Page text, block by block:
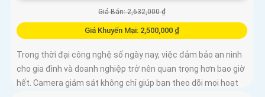
Giá Bán: 2,632,000 ₫
Giá Khuyến Mại: 2,500,000 ₫
Trong thời đại công nghệ số ngày nay, việc đảm bảo an ninh
cho gia đình và doanh nghiệp trở nên quan trọng hơn bao giờ
hết. Camera giám sát không chỉ giúp bạn theo dõi mọi hoạt